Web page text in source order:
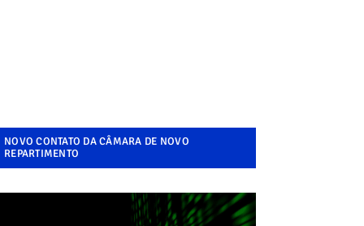
NOVO CONTATO DA CÂMARA DE NOVO
REPARTIMENTO